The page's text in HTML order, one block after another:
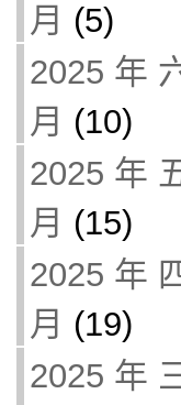
月 (5)
2025 年
月 (10)
2025 年
月 (15)
2025 年
月 (19)
2025 年